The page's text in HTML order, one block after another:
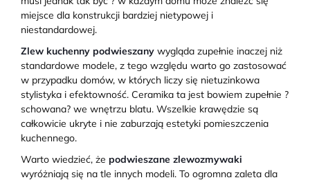
miejsce dla konstrukcji bardziej nietypowej i
niestandardowej.
Zlew kuchenny podwieszany wygląda zupełnie inaczej niż
standardowe modele, z tego względu warto go zastosować
w przypadku domów, w których liczy się nietuzinkowa
stylistyka i efektowność. Ceramika ta jest bowiem zupełnie ?
schowana? we wnętrzu blatu. Wszelkie krawędzie są
całkowicie ukryte i nie zaburzają estetyki pomieszczenia
kuchennego.
Warto wiedzieć, że podwieszane zlewozmywaki
wyróżniają się na tle innych modeli. To ogromna zaleta dla